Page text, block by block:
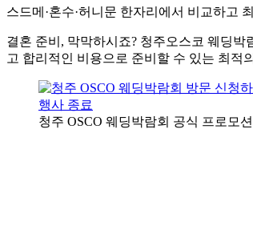
스드메·혼수·허니문 한자리에서 비교하고
결혼 준비, 막막하시죠? 청주오스코 웨딩
고 합리적인 비용으로 준비할 수 있는 최적
행사 종료
청주 OSCO 웨딩박람회 공식 프로모션